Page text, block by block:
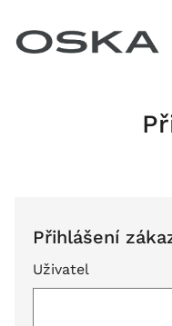
Přihlášení
Uživatel